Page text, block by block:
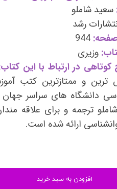
و تربیت کودک
خانواده
و سخنوری
سعید شاملو
رشد
944
وزیری
در ارتباط با این
ترین و ممتازترین کتب
دانشگاه های سراسر
ترجمه و برای علاقه
ارائه شده است.
افزودن به سبد خرید